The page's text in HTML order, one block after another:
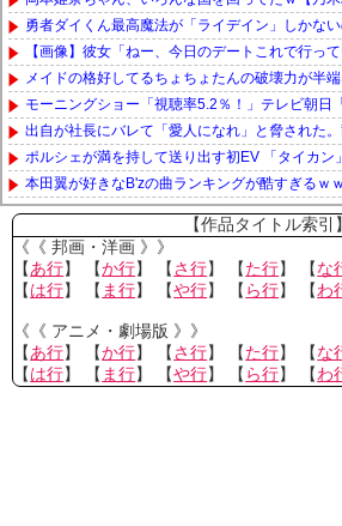
勇者ダイくん最高魔法が「ライデイン」しかな
【画像】彼女「ねー、今日のデートこれで行っ
メイドの格好してるちょちょたんの破壊力が半端
モーニングショー「視聴率5.2％！」テレビ朝日
出自が社長にバレて「愛人になれ」と脅された
ポルシェが満を持して送り出す初EV 「タイカン
本田翼が好きなB'zの曲ランキングが酷すぎるｗ
Powered by livedoor 相互RSS
【作品タイトル索引】
《《 邦画・洋画 》》
【あ行】 【か行】 【さ行】 【た行】 【な
【は行】 【 ま行】 【や行】 【 ら行】 【わ
《《 アニメ・劇場版 》》
【あ行】 【か行】 【さ行】 【た行】 【な
【は行】 【 ま行】 【や行】 【 ら行】 【わ